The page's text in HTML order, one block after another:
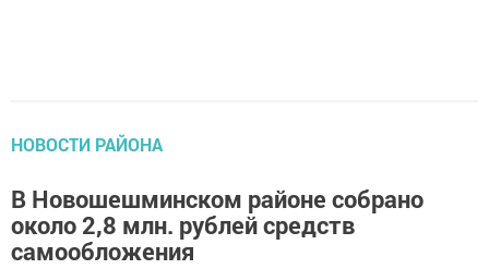
НОВОСТИ РАЙОНА
В Новошешминском районе собрано
около 2,8 млн. рублей средств
самообложения